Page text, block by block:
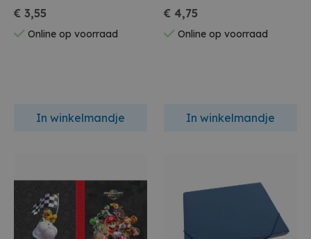
€ 3,55
Online op voorraad
In winkelmandje
€ 4,75
Online op voorraad
In winkelmandje